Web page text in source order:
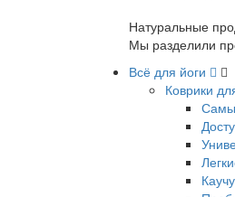
Натуральные
Мы разделили
Всё для йоги
Коврики